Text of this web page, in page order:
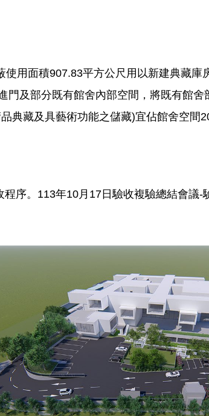
用面積907.83平方公尺用以新建典藏庫
及部分既有館舍內部空間，將既有館舍
典藏及具藝術功能之儲藏)宜佔館舍空間
序。113年10月17日驗收複驗總結會議-